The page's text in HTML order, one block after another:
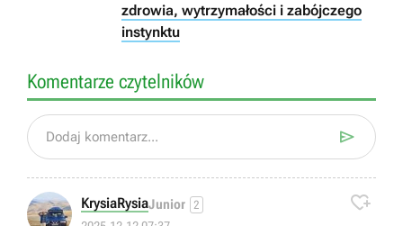
zdrowia, wytrzymałości i zabójczego
instynktu
Komentarze czytelników
Dodaj komentarz... 
KrysiaRysiaJunior 2 